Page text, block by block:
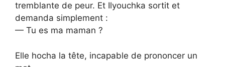
tremblante de peur. Et Ilyouchka sortit et
demanda simplement :
— Tu es ma maman ?
Elle hocha la tête, incapable de prononcer un